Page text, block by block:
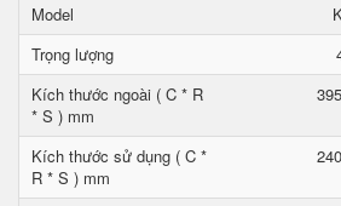
Model
Trọng lượng
Kích thước ngoài ( C * R
* S ) mm
Kích thước sử dụng ( C *
R * S ) mm